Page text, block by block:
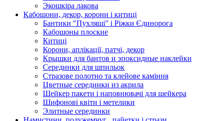
Экошкiра лакова
Кабошони, декор, корони і китиці
Бантики "Пухляші" і Ріжки Єдинорога
Кабошоны плоские
Китиці
Корони, аплікації, патчі, декор
Крышки для бантов и эпоксидные наклейки
Серединки для шпильок
Стразове полотно та клейове каміння
Цветные серединки из акрила
Шейкер пакети і наповнювачі для шейкера
Шифонові квіти і метелики
Элитные серединки